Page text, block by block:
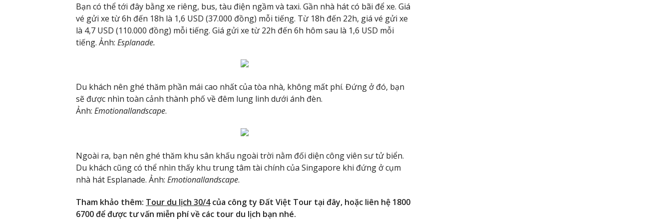
Bạn có thể tới đây bằng xe riêng, bus, tàu điện ngầm và taxi. Gần nhà hát có bãi để xe. Giá
vé gửi xe từ 6h đến 18h là 1,6 USD (37.000 đồng) mỗi tiếng. Từ 18h đến 22h, giá vé gửi xe
là 4,7 USD (110.000 đồng) mỗi tiếng. Giá gửi xe từ 22h đến 6h hôm sau là 1,6 USD mỗi
tiếng. Ảnh: Esplanade.
Du khách nên ghé thăm phần mái cao nhất của tòa nhà, không mất phí. Đứng ở đó, bạn
sẽ được nhìn toàn cảnh thành phố về đêm lung linh dưới ánh đèn.
Ảnh: Emotionallandscape.
Ngoài ra, bạn nên ghé thăm khu sân khấu ngoài trời nằm đối diện công viên sư tử biển.
Du khách cũng có thể nhìn thấy khu trung tâm tài chính của Singapore khi đứng ở cụm
nhà hát Esplanade. Ảnh: Emotionallandscape.
Tham khảo thêm: Tour du lịch 30/4của công ty Đất Việt Tour tại đây, hoặc liên hệ 1800
6700 để được tư vấn miễn phí về các tour du lịch bạn nhé.